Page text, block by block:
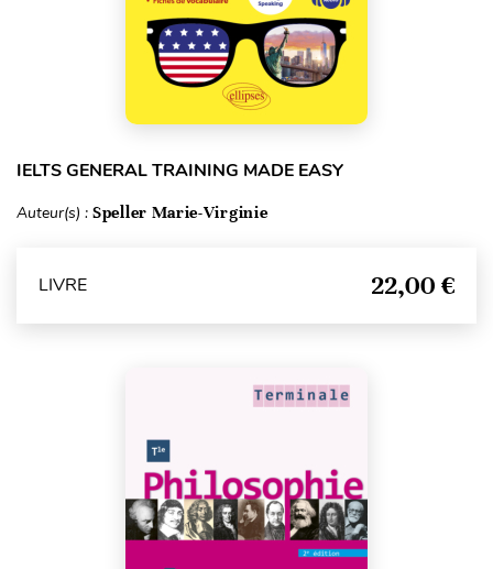
IELTS GENERAL TRAINING MADE EASY
Auteur(s) : Speller Marie-Virginie
LIVRE 22,00 €